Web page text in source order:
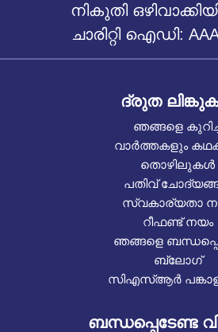
നികുതി
ചാരിറ്റി ഐഡി:
ദ്രുത
ഞങ്ങളെ
വാർത്തകളും
തൊഴിലുകൾ
പതിവ്
സ്വകാര്യതാ
റീഫണ്ട് നയം
ഞങ്ങളെ
ബ്ലോഗ്
സിഎസ്ആർ
ബന്ധപ്പെടേണ്ട